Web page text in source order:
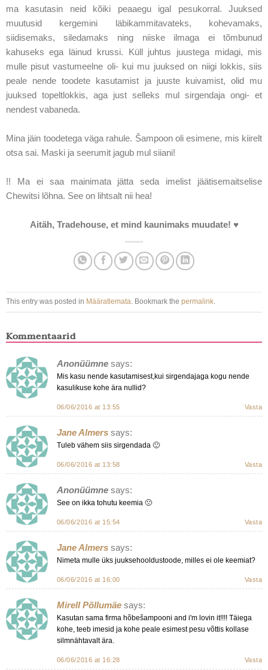
ma kasutasin neid kõiki peaaegu igal pesukorral. Juuksed
muutusid kergemini läbikammitavateks, kohevamaks,
siidisemaks, siledamaks ning niiske ilmaga ei tõmbunud
kahuseks ega läinud krussi. Küll juhtus juustega midagi, mis
mulle pisut vastumeelne oli- kui mu juuksed on niigi lokkis, siis
peale nende toodete kasutamist ja juuste kuivamist, olid mu
juuksed topeltlokkis, aga just selleks mul sirgendaja ongi- et
nendest vabaneda.
Mina jäin toodetega väga rahule. Šampoon oli esimene, mis kiirelt
otsa sai. Maski ja seerumit jagub mul siiani!
!! Ma ei saa mainimata jätta seda imelist jäätisemaitselise
Chewitsi lõhna. See on lihtsalt nii hea!
Aitäh, Tradehouse, et mind kaunimaks muudate! ♥
This entry was posted in Määratlemata . Bookmark the permalink.
Kommentaarid
Anonüümne says:
Mis kasu nende kasutamisest,kui sirgendajaga kogu nende
kasulikuse kohe ära nullid?
06/06/2016 at 13:55 Vasta
Jane Almers says:
Tuleb vähem siis sirgendada 🙂
06/06/2016 at 13:58 Vasta
Anonüümne says:
See on ikka tohutu keemia 🙁
06/06/2016 at 15:54 Vasta
Jane Almers says:
Nimeta mulle üks juuksehooldustoode, milles ei ole keemiat?
06/06/2016 at 16:00 Vasta
Mirell Põllumäe says:
Kasutan sama firma hõbešampooni and i'm lovin it!!!! Täiega
kohe, teeb imesid ja kohe peale esimest pesu võttis kollase
silmnähtavalt ära.
06/06/2016 at 16:28 Vasta